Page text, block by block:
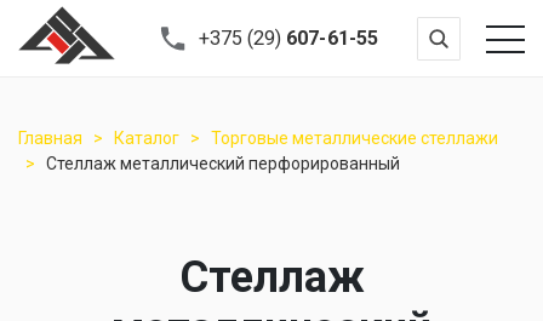
+375 (29) 607-61-55
Главная Каталог
Торговые металлические стеллажи
Стеллаж металлический перфорированный
Стеллаж